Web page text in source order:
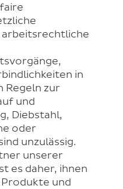
arbeitsrechtliche
in
Regeln zur
und
Diebstahl,
oder
unzulässig.
unserer
es daher, ihnen
und